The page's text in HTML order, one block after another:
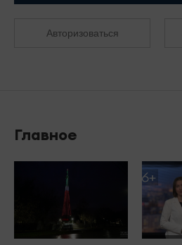
Авторизоваться
Главное